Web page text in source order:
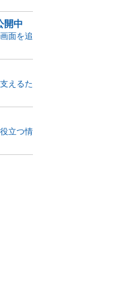
開中
面を追
えるた
立つ情